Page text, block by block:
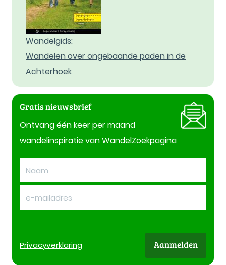
Wandelgids:
Wandelen over ongebaande paden in de
Achterhoek
Gratis nieuwsbrief
Ontvang één keer per maand
wandelinspiratie van WandelZoekpagina
Privacyverklaring Aanmelden